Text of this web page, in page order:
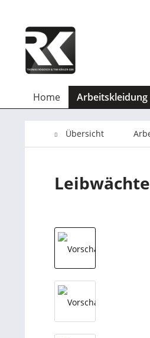
Home Arbeitskleidung
Übersicht